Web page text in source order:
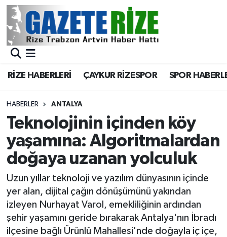
RİZE HABERLERİ ÇAYKUR RİZESPOR SPOR
HABERLER ANTALYA
Teknolojinin içinden köy
yaşamına: Algoritmalardan
doğaya uzanan yolculuk
Uzun yıllar teknoloji ve yazılım dünyasının içinde
yer alan, dijital çağın dönüşümünü yakından
izleyen Nurhayat Varol, emekliliğinin ardından
şehir yaşamını geride bırakarak Antalya'nın İbradı
ilçesine bağlı Ürünlü Mahallesi'nde doğayla iç içe,
BÖLGEMİZ
Asayiş
Rize Jandarma Komutanlığı
Bilim Teknoloji
Bölge
Advertising news
Canlı Maç
Merkez Nöbetçi Eczaneler
Merkez Trafik Yoğunluk Haritası
Süper Lig Puan Durumu ve Fikstür
Tüm Manşetler
Son Dakika Haberleri
Haber Arşivi